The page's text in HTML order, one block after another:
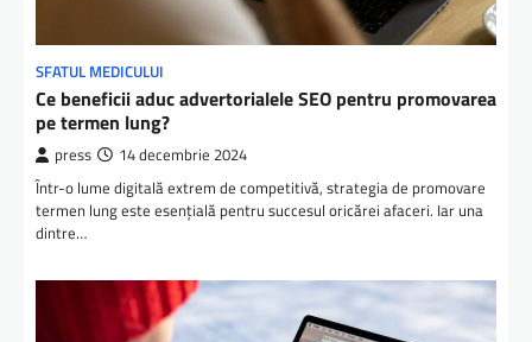
SFATUL MEDICULUI
Ce beneficii aduc advertorialele SEO pentru promovarea
pe termen lung?
press 14 decembrie 2024
Într-o lume digitală extrem de competitivă, strategia de promovare
termen lung este esențială pentru succesul oricărei afaceri. Iar una
dintre…